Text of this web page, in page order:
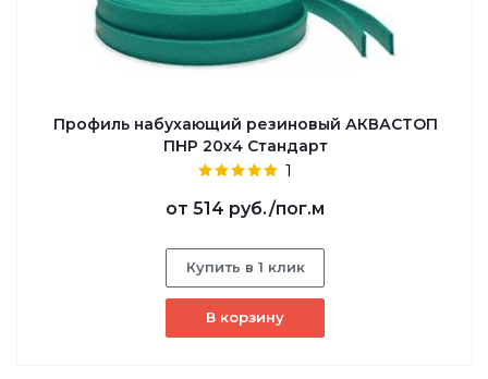
Профиль набухающий резиновый АКВАСТОП
ПНР 20x4 Стандарт
1
от 514 руб./пог.м
Купить в 1 клик
В корзину